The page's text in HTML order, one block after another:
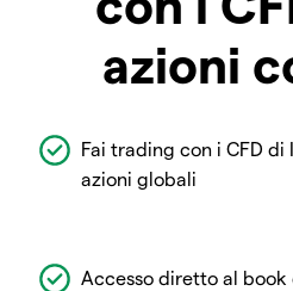
azioni
Fai trading con i CFD di
azioni globali
Accesso diretto al